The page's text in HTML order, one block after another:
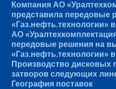
Компания АО
представила передовые
«Газ.нефть.технологии»
АО
передовые решения на
«Газ.нефть.технологии»
Производство дисковых
затворов следующих
География поставок